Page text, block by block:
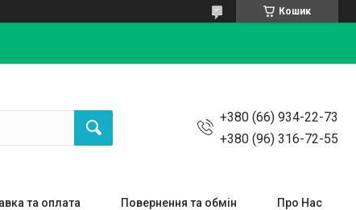
Кошик
+380 (66) 934-22-73
+380 (96) 316-72-55
та оплата Повернення та обмін Про Нас